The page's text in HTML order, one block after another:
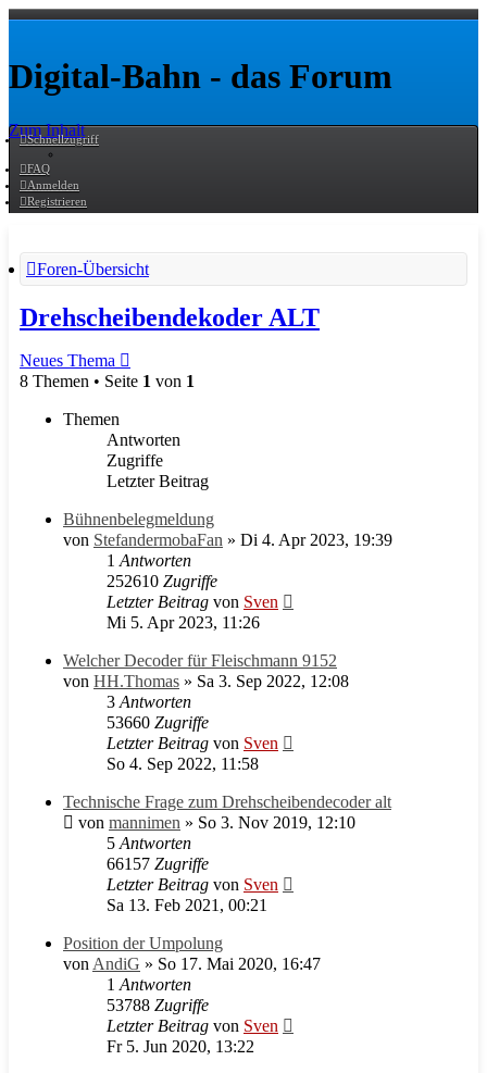
Digital-Bahn - das Forum
Zum Inhalt
Schnellzugriff
FAQ
Anmelden
Registrieren
Foren-Übersicht
Drehscheibendekoder ALT
Neues Thema
8 Themen • Seite 1 von 1
Themen
Antworten
Zugriffe
Letzter Beitrag
Bühnenbelegmeldung
von StefandermobaFan » Di 4. Apr 2023, 19:39
1 Antworten
252610 Zugriffe
Letzter Beitrag von Sven
Mi 5. Apr 2023, 11:26
Welcher Decoder für Fleischmann 9152
von HH.Thomas » Sa 3. Sep 2022, 12:08
3 Antworten
53660 Zugriffe
Letzter Beitrag von Sven
So 4. Sep 2022, 11:58
Technische Frage zum Drehscheibendecoder alt
von mannimen » So 3. Nov 2019, 12:10
5 Antworten
66157 Zugriffe
Letzter Beitrag von Sven
Sa 13. Feb 2021, 00:21
Position der Umpolung
von AndiG » So 17. Mai 2020, 16:47
1 Antworten
53788 Zugriffe
Letzter Beitrag von Sven
Fr 5. Jun 2020, 13:22